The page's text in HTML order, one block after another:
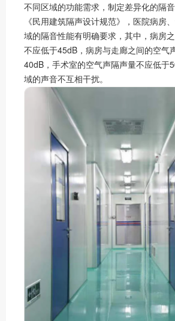
不同区域的功能需求，制定差异化的隔
《民用建筑隔声设计规范》，医院病房
域的隔音性能有明确要求，其中，病房
不应低于45dB，病房与走廊之间的空气
40dB，手术室的空气声隔声量不应低于
域的声音不互相干扰。